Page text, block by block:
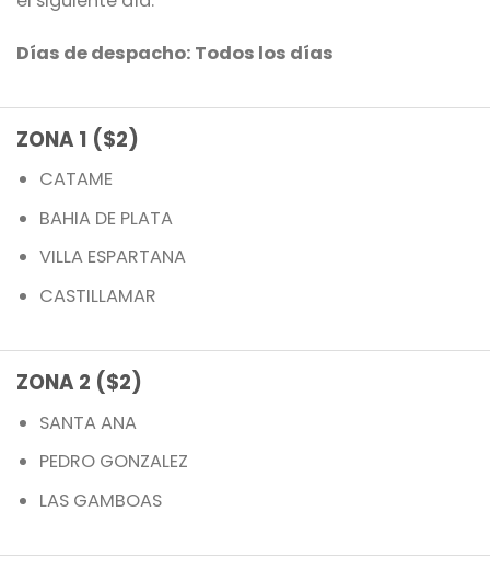
Días de despacho: Todos los días
ZONA 1 ($2)
CATAME
BAHIA DE PLATA
VILLA ESPARTANA
CASTILLAMAR
ZONA 2 ($2)
SANTA ANA
PEDRO GONZALEZ
LAS GAMBOAS